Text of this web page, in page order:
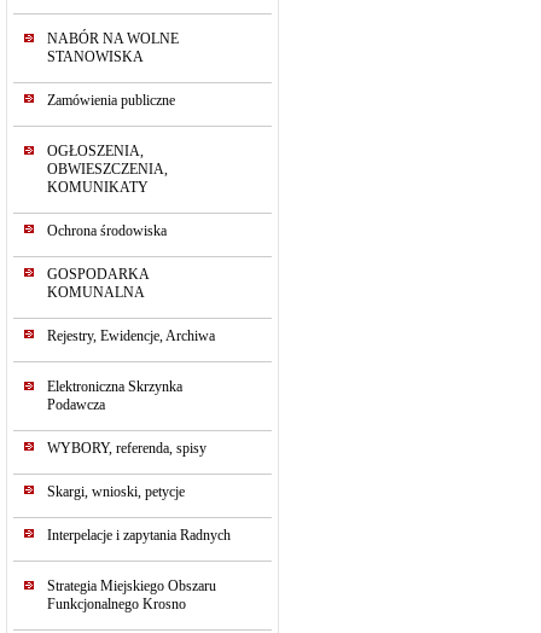
NABÓR NA WOLNE
STANOWISKA
Zamówienia publiczne
OGŁOSZENIA,
OBWIESZCZENIA,
KOMUNIKATY
Ochrona środowiska
GOSPODARKA
KOMUNALNA
Rejestry, Ewidencje, Archiwa
Elektroniczna Skrzynka
Podawcza
WYBORY, referenda, spisy
Skargi, wnioski, petycje
Interpelacje i zapytania Radnych
Strategia Miejskiego Obszaru
Funkcjonalnego Krosno